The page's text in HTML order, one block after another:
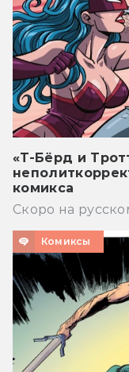
«Т-Бёрд и
комикса
Скоро на
Комиксы